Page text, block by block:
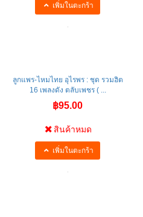
เพิ่มในตะกร้า
ลูกแพร-ไหมไทย อุไรพร : ชุด รวมฮิต
16 เพลงดัง ตลับเพชร ( ...
฿95.00
สินค้าหมด
เพิ่มในตะกร้า